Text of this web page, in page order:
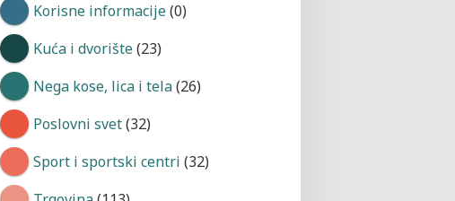
Korisne informacije(0)
Kuća i dvorište(23)
Nega kose, lica i tela(26)
Poslovni svet(32)
Sport i sportski centri (32)